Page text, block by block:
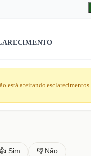
está aceitando esclarecimentos.
👍 Sim 👎 Não